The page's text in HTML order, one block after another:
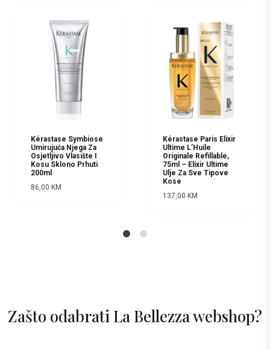
Kérastase Symbiose
Umirujuća Njega Za
Osjetljivo Vlasište I
Kosu Sklono Prhuti
200ml
86,00 KM
Kérastase Paris Elixir
Ultime L’Huile
Originale Refillable,
75ml – Elixir Ultime
Ulje Za Sve Tipove
Kose
137,00 KM
Zašto odabrati La Bellezza webshop?